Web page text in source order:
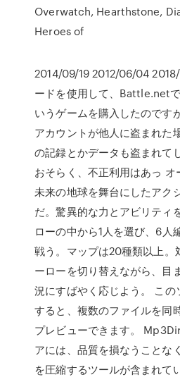
Overwatch, Hearthstone,
Heroes of
2014/09/19 2012/06/04
ードを使用して、Battle.net
いうゲームを購入したので
アカウントが他人に盗まれた
の記録とかデータも盗まれて
おそらく、不正利用はあっ オ
未来の地球を舞台にしたアク
だ。驚異的な力とアビリティ
ローの中から1人を選び、6人
戦う。マップは20種類以上。
ーローを切り替えながら、目
況にすばやく応じよう。 この
すると、複数のファイルを同
プレビューできます。
アには、品質を損なうことな
を圧縮するツールが含まれて